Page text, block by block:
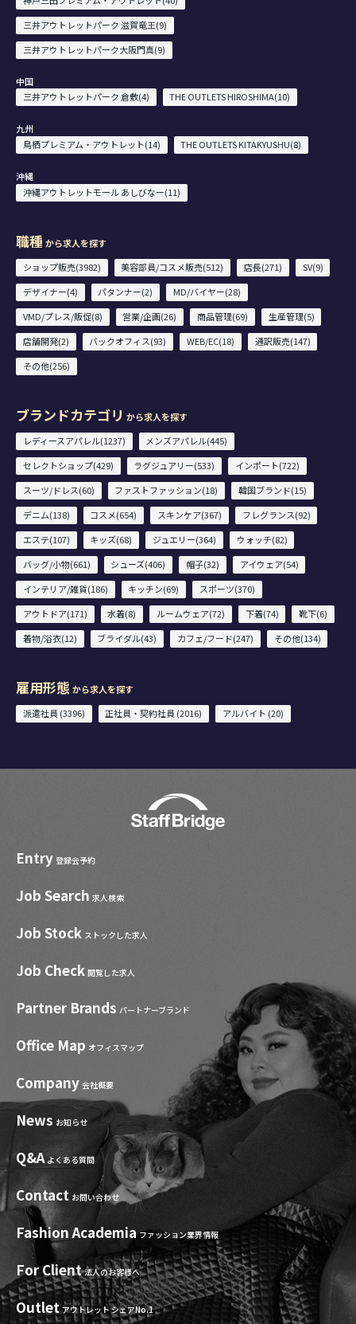
三井アウトレットパーク 滋賀竜王(9)
三井アウトレットパーク大阪門真(9)
中国
三井アウトレットパーク 倉敷(4)
THE OUTLETS HIROSHIMA(10)
九州
鳥栖プレミアム・アウトレット(14)
THE OUTLETS KITAKYUSHU(8)
沖縄
沖縄アウトレットモール あしびなー(11)
職種 から求人を探す
ショップ販売(3982)
美容部員/コスメ販売(512) 店長(271)
SV(9)
デザイナー(4)
パタンナー(2)
MD/バイヤー(28)
VMD/プレス/販促(8)
営業/企画(26) 商品管理(69)
生産管理(5)
店舗開発(2)
バックオフィス(93) WEB/EC(18)
通訳販売(147)
その他(256)
ブランドカテゴリ から求人を探す
レディースアパレル(1237)
メンズアパレル(445)
セレクトショップ(429)
ラグジュアリー(533)
インポート(722)
スーツ/ドレス(60)
ファストファッション(18)
韓国ブランド(15)
デニム(138)
コスメ(654) スキンケア(367)
フレグランス(92)
エステ(107)
キッズ(68) ジュエリー(364)
ウォッチ(82)
バッグ/小物(661)
シューズ(406) 帽子(32)
アイウェア(54)
インテリア/雑貨(186)
キッチン(69)
スポーツ(370)
アウトドア(171)
水着(8) ルームウェア(72) 下着(74)
靴下(6)
着物/浴衣(12)
ブライダル(43) カフェ/フード(247) その他(134)
雇用形態 から求人を探す
派遣社員 (3396)
正社員・契約社員 (2016) アルバイト (20)
Entry 登録会予約
Job Search 求人検索
Job Stock ストックした求人
Job Check 閲覧した求人
Partner Brands パートナーブランド
Office Map オフィスマップ
Company 会社概要
News お知らせ
Q&A よくある質問
Contact お問い合わせ
Fashion Academia ファッション業界情報
For Client 法人のお客様へ
Outlet アウトレット シェアNo.1